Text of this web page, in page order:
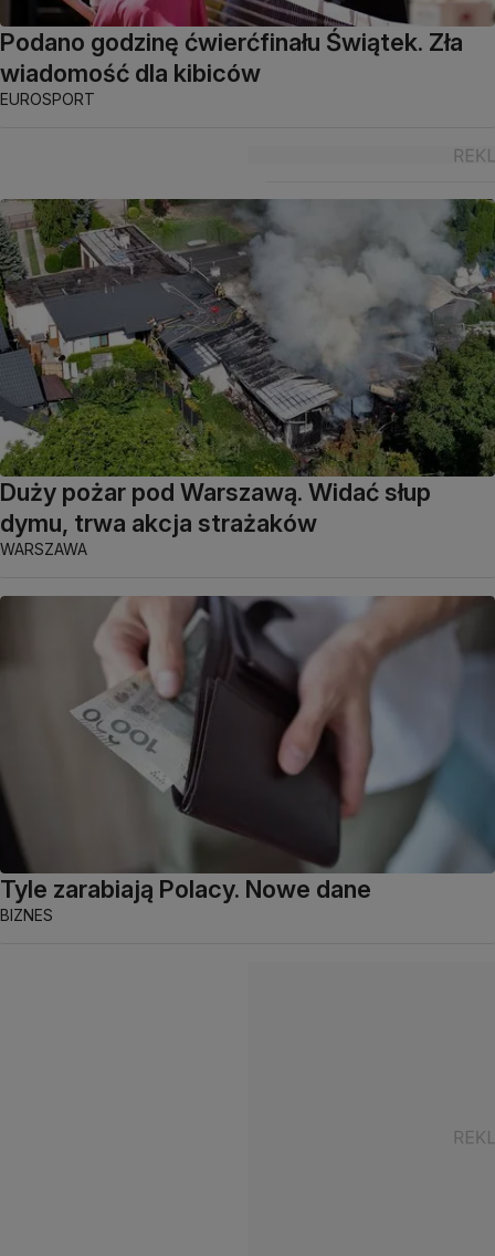
Podano godzinę ćwierćfinału Świątek. Zła
wiadomość dla kibiców
EUROSPORT
Duży pożar pod Warszawą. Widać słup
dymu, trwa akcja strażaków
WARSZAWA
Tyle zarabiają Polacy. Nowe dane
BIZNES